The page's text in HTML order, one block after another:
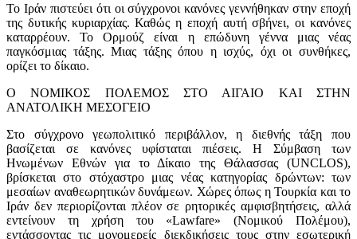
Το Ιράν πιστεύει ότι οι σύγχρονοι κανόνες γεννήθηκαν στην εποχή
της δυτικής κυριαρχίας. Καθώς η εποχή αυτή σβήνει, οι κανόνες
καταρρέουν. Το Ορμούζ είναι η επώδυνη γέννα μιας νέας
παγκόσμιας τάξης. Μιας τάξης όπου η ισχύς, όχι οι συνθήκες,
ορίζει το δίκαιο.
Ο ΝΟΜΙΚΟΣ ΠΟΛΕΜΟΣ ΣΤΟ ΑΙΓΑΙΟ ΚΑΙ ΣΤΗΝ
ΑΝΑΤΟΛΙΚΗ ΜΕΣΟΓΕΙΟ
Στο σύγχρονο γεωπολιτικό περιβάλλον, η διεθνής τάξη που
βασίζεται σε κανόνες υφίσταται πιέσεις. Η Σύμβαση των
Ηνωμένων Εθνών για το Δίκαιο της Θάλασσας (UNCLOS),
βρίσκεται στο στόχαστρο μιας νέας κατηγορίας δρώντων: των
μεσαίων αναθεωρητικών δυνάμεων. Χώρες όπως η Τουρκία και το
Ιράν δεν περιορίζονται πλέον σε ρητορικές αμφισβητήσεις, αλλά
εντείνουν τη χρήση του «Lawfare» (Νομικού Πολέμου),
εντάσσοντας τις μονομερείς διεκδικήσεις τους στην εσωτερική